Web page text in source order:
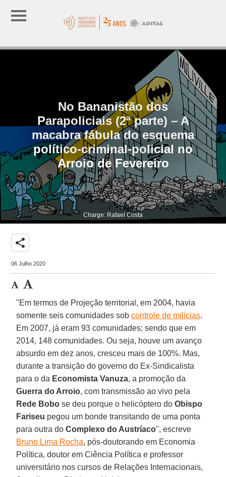
No Bananistão dos
Parapoliciais (2ª parte) – A
macabra fábula do esquema
político-criminal-policial no
Arroio de Fevereiro
Charge: Rafael Costa
share
06 Julho 2020
"Em termos de Projeção territorial, em 2004, havia
somente seis comunidades sobcontrole de milícias.
Em 2007, já eram 93 comunidades; sendo que em
2014, 148 comunidades. Ou seja, houve um avanço
absurdo em dez anos, cresceu mais de 100%. Mas,
durante a transição do governo do Ex-Sindicalista
para o da Economista Vanuza, a promoção da
Guerra do Arroio, com transmissão ao vivo pela
Rede Bobo se deu porque o helicóptero doObispo
Fariseu pegou um bonde transitando de uma ponta
para outra doComplexo do Austríaco", escreve
Bruno Lima Rocha, pós-doutorando em Economia
Política, doutor em Ciência Política e professor
universitário nos cursos de Relações Internacionais,